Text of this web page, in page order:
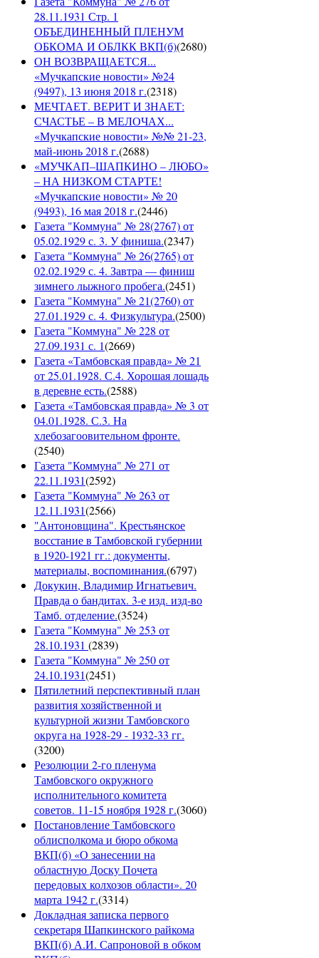
28.11.1931 Стр. 1
ОБЪЕДИНЕННЫЙ ПЛЕНУМ
ОБКОМА И ОБЛКК ВКП(б)(2680)
ОН ВОЗВРАЩАЕТСЯ...
«Мучкапские новости» №24
(9497), 13 июня 2018 г.(2318)
МЕЧТАЕТ. ВЕРИТ И ЗНАЕТ:
СЧАСТЬЕ – В МЕЛОЧАХ...
«Мучкапские новости» №№ 21-23,
май-июнь 2018 г.(2688)
«МУЧКАП–ШАПКИНО – ЛЮБО»
– НА НИЗКОМ СТАРТЕ!
«Мучкапские новости» № 20
(9493), 16 мая 2018 г.(2446)
Газета "Коммуна" № 28(2767) от
05.02.1929 с. 3. У финиша.(2347)
Газета "Коммуна" № 26(2765) от
02.02.1929 с. 4. Завтра — финиш
зимнего лыжного пробега.(2451)
Газета "Коммуна" № 21(2760) от
27.01.1929 с. 4. Физкультура.(2500)
Газета "Коммуна" № 228 от
27.09.1931 с. 1(2669)
Газета «Тамбовская правда» № 21
от 25.01.1928. С.4. Хорошая лошадь
в деревне есть.(2588)
Газета «Тамбовская правда» № 3 от
04.01.1928. С.3. На
хлебозагоовительном фронте.
(2540)
Газета "Коммуна" № 271 от
22.11.1931(2592)
Газета "Коммуна" № 263 от
12.11.1931(2566)
"Антоновщина". Крестьянское
восстание в Тамбовской губернии
в 1920-1921 гг.: документы,
материалы, воспоминания.(6797)
Докукин, Владимир Игнатьевич.
Правда о бандитах. 3-е изд. изд-во
Тамб. отделение.(3524)
Газета "Коммуна" № 253 от
28.10.1931 (2839)
Газета "Коммуна" № 250 от
24.10.1931(2451)
Пятилетний перспективный план
развития хозяйственной и
культурной жизни Тамбовского
округа на 1928-29 - 1932-33 гг.
(3200)
Резолюции 2-го пленума
Тамбовского окружного
исполнительного комитета
советов. 11-15 ноября 1928 г.(3060)
Постановление Тамбовского
облисполкома и бюро обкома
ВКП(б) «О занесении на
областную Доску Почета
передовых колхозов области». 20
марта 1942 г.(3314)
Докладная записка первого
секретаря Шапкинского райкома
ВКП(б) А.И. Сапроновой в обком